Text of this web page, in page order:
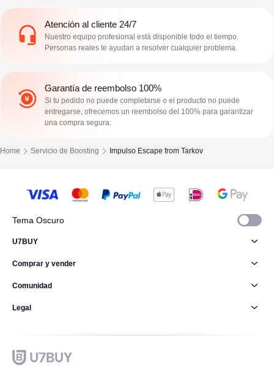
Atención al cliente 24/7
Nuestro equipo profesional está disponible todo el tiempo.
Personas reales te ayudan a resolver cualquier problema.
Garantía de reembolso 100%
Si tu pedido no puede completarse o el producto no puede
entregarse, ofrecemos un reembolso del 100% para garantizar
una compra segura.
Home Servicio de Boosting Impulso Escape from Tarkov
Tema Oscuro
U7BUY
Comprar y vender
Comunidad
Legal